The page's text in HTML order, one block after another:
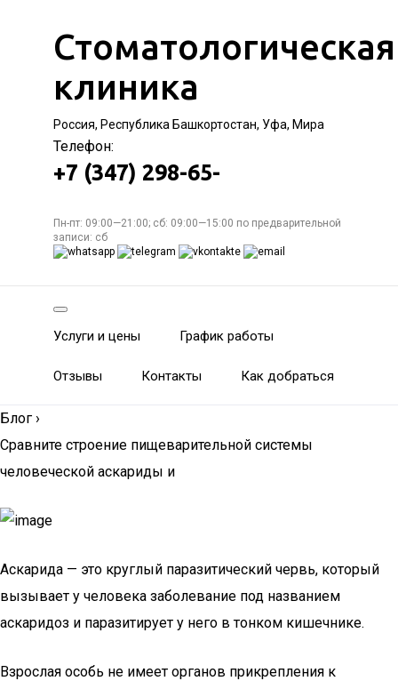
Стоматологическая
клиника
Россия, Республика Башкортостан, Уфа, Мира
Телефон:
+7 (347) 298-65-
Пн-пт: 09:00—21:00; сб: 09:00—15:00 по предварительной
записи: сб
Услуги и цены График работы
Отзывы Контакты Как добраться
Блог ›
Сравните строение пищеварительной системы
человеческой аскариды и
Аскарида — это круглый паразитический червь, который
вызывает у человека заболевание под названием
аскаридоз и паразитирует у него в тонком кишечнике.
Взрослая особь не имеет органов прикрепления к